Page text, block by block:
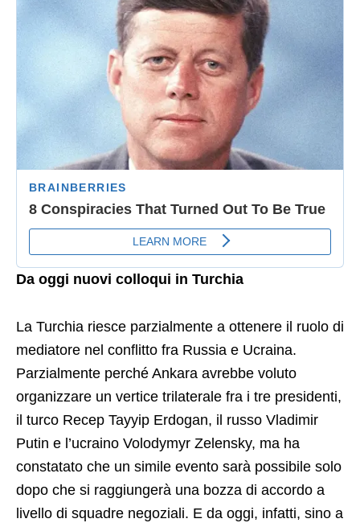
Da oggi nuovi colloqui in Turchia
La Turchia riesce parzialmente a ottenere il ruolo di
mediatore nel conflitto fra Russia e Ucraina.
Parzialmente perché Ankara avrebbe voluto
organizzare un vertice trilaterale fra i tre presidenti,
il turco Recep Tayyip Erdogan, il russo Vladimir
Putin e l’ucraino Volodymyr Zelensky, ma ha
constatato che un simile evento sarà possibile solo
dopo che si raggiungerà una bozza di accordo a
livello di squadre negoziali. E da oggi, infatti, sino a